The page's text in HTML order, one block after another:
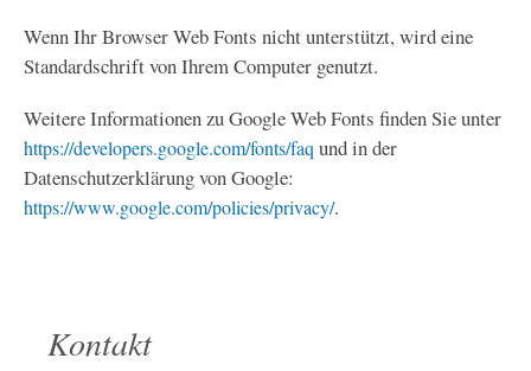
Wenn Ihr Browser Web Fonts nicht unterstützt, wird eine
Standardschrift von Ihrem Computer genutzt.
Weitere Informationen zu Google Web Fonts finden Sie unter
https://developers.google.com/fonts/faq und in der
Datenschutzerklärung von Google:
https://www.google.com/policies/privacy/.
Kontakt